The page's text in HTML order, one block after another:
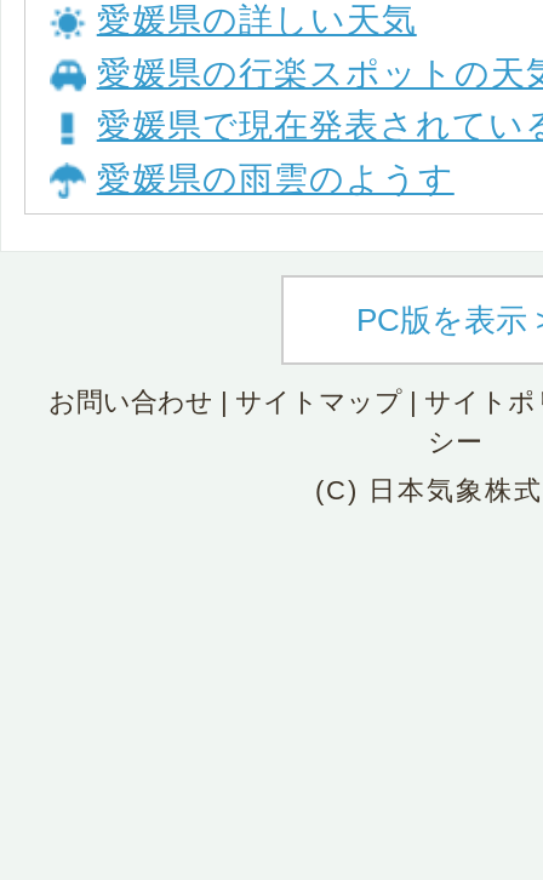
愛媛県の詳しい天気
愛媛県の行楽スポットの天
愛媛県で現在発表されてい
愛媛県の雨雲のようす
PC版を表示
お問い合わせ | サイトマップ| サイトポ
シー
(C) 日本気象株